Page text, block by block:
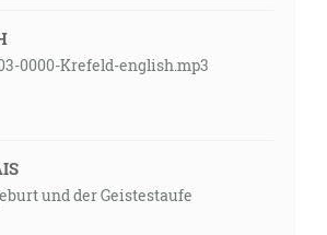
0000-Krefeld-english.mp3
und der Geistestaufe